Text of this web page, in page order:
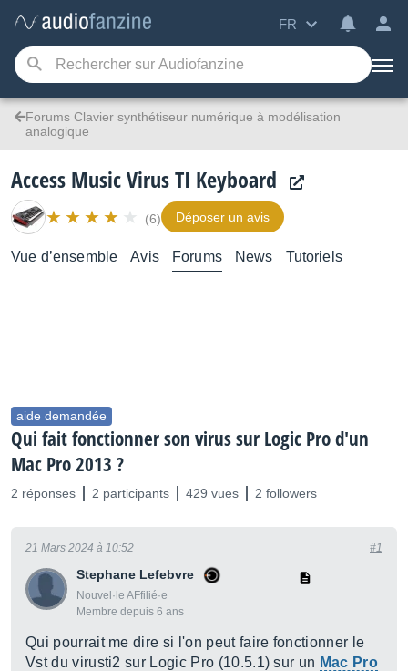
FR
Forums Clavier synthétiseur numérique à modélisation
analogique
Access Music Virus TI Keyboard
(6) Déposer un avis
Vue d’ensemble Avis Forums News Tutoriels
aide demandée
Qui fait fonctionner son virus sur Logic Pro d'un
Mac Pro 2013 ?
2 réponses 2 participants 429 vues 2 followers
Stephane Lefebvre
Nouvel·le AFfilié·e
Membre depuis 6 ans
21 Mars 2024 à 10:52 #1
Qui pourrait me dire si l'on peut faire fonctionner le
Vst du virusti2 sur Logic Pro (10.5.1) sur un Mac Pro